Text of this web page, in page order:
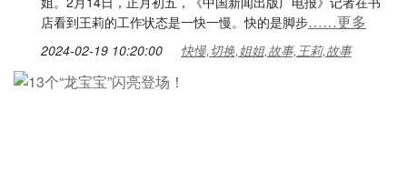
店看到王莉的工作状态是一快一慢。快的是脚步……更多
2024-02-19 10:20:00 快慢,切换,姐姐,故事,王莉,故事